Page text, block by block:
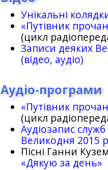
Унікальні
«Путівник
(цикл
Записи деяких
(відео, аудіо)
Аудіо-програми
«Путівник
(цикл
Аудіозапис
Великодня 2015
Пісні Ганни
«Дякую за день»